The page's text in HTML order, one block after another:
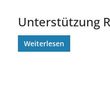
Unterstützung
Weiterlesen